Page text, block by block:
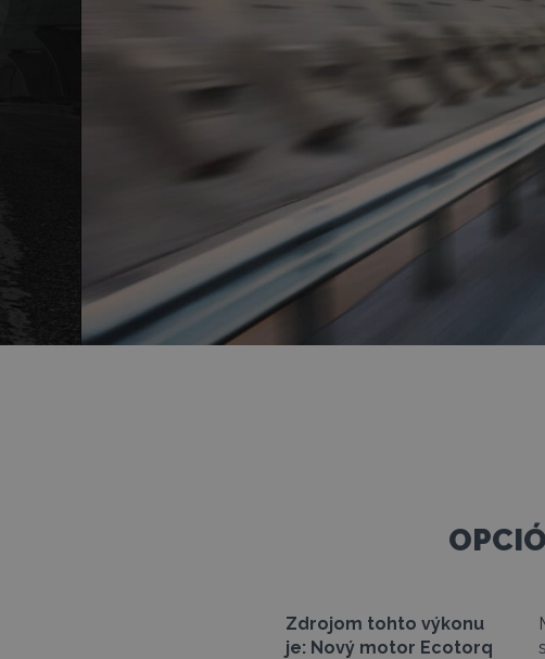
Zdrojom tohto výkonu
je: Nový motor Ecotorq